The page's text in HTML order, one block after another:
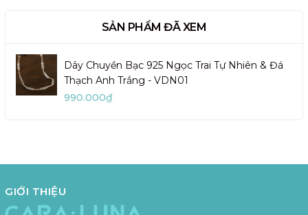
SẢN PHẨM ĐÃ XEM
Dây Chuyền Bạc 925 Ngọc Trai Tự Nhiên & Đá
Thạch Anh Trắng - VDN01
990.000₫
GIỚI THIỆU